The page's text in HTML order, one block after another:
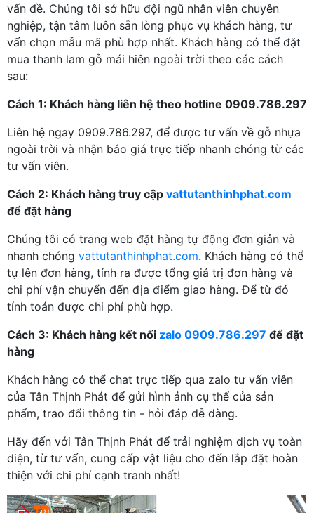
vấn đề. Chúng tôi sở hữu đội ngũ nhân viên chuyên
nghiệp, tận tâm luôn sẵn lòng phục vụ khách hàng, tư
vấn chọn mẫu mã phù hợp nhất. Khách hàng có thể đặt
mua thanh lam gỗ mái hiên ngoài trời theo các cách
sau:
Cách 1: Khách hàng liên hệ theo hotline 0909.786.297
Liên hệ ngay 0909.786.297, để được tư vấn về gỗ nhựa
ngoài trời và nhận báo giá trực tiếp nhanh chóng từ các
tư vấn viên.
Cách 2: Khách hàng truy cập vattutanthinhphat.com
để đặt hàng
Chúng tôi có trang web đặt hàng tự động đơn giản và
nhanh chóng vattutanthinhphat.com. Khách hàng có thể
tự lên đơn hàng, tính ra được tổng giá trị đơn hàng và
chi phí vận chuyển đến địa điểm giao hàng. Để từ đó
tính toán được chi phí phù hợp.
Cách 3: Khách hàng kết nối zalo 0909.786.297 để đặt
hàng
Khách hàng có thể chat trực tiếp qua zalo tư vấn viên
của Tân Thịnh Phát để gửi hình ảnh cụ thể của sản
phẩm, trao đổi thông tin - hỏi đáp dễ dàng.
Hãy đến với Tân Thịnh Phát để trải nghiệm dịch vụ toàn
diện, từ tư vấn, cung cấp vật liệu cho đến lắp đặt hoàn
thiện với chi phí cạnh tranh nhất!